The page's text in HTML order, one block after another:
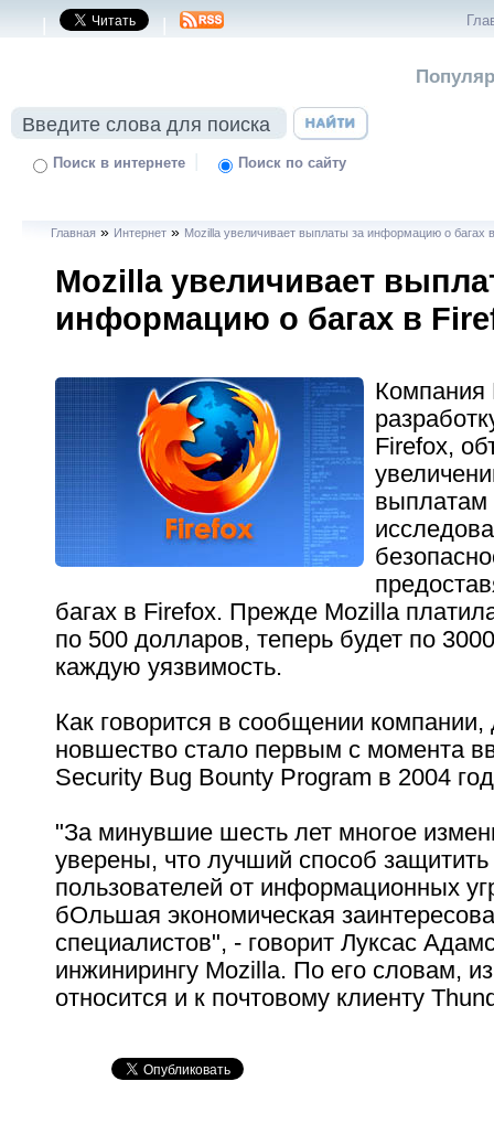
| |
Поиск в интернете | Поиск по сайту
Главная » Интернет » Mozilla увеличивает выплаты за информацию о багах
Mozilla увеличивает
информацию о багах в
Компания
Firefox,
багах в Firefox. Прежде Mozilla
по 500 долларов, теперь будет по
каждую уязвимость.
Как говорится в сообщении компании,
новшество стало первым с момента
Security Bug Bounty Program в 2004
"За минувшие шесть лет многое
уверены, что лучший способ
пользователей от информационных
бОльшая экономическая
специалистов", - говорит Луксас
инжинирингу Mozilla. По его словам,
относится и к почтовому клиенту